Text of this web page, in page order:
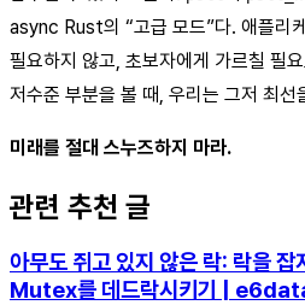
async Rust의 “고급 모드”다. 애플리
필요하지 않고, 초보자에게 가르칠 필
저수준 부분을 볼 때, 우리는 그저 최선
미래를 절대 스누즈하지 마라.
관련 추천 글
아무도 쥐고 있지 않은 락: 락을
Mutex를 데드락시키기 |